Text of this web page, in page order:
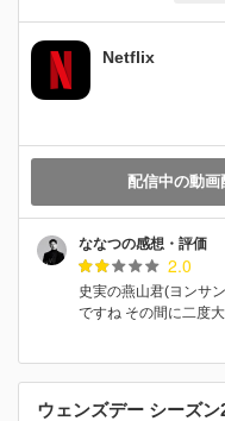
Netflix
配信中の動画
ななつの感想・評価
2.0
史実の燕山君(ヨンサ
ですね その間に二度
ウェンズデー シーズン